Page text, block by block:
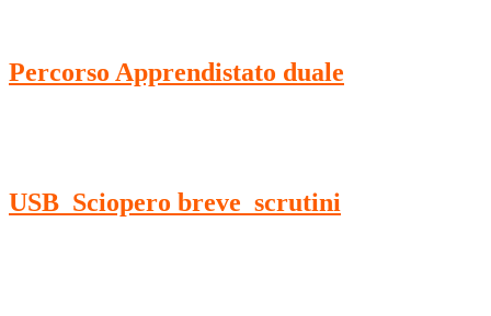
Percorso Apprendistato duale
USB_Sciopero breve_scrutini